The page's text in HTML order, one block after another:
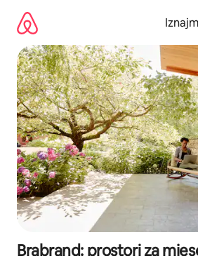
sadržaj
Brabrand: prostori za